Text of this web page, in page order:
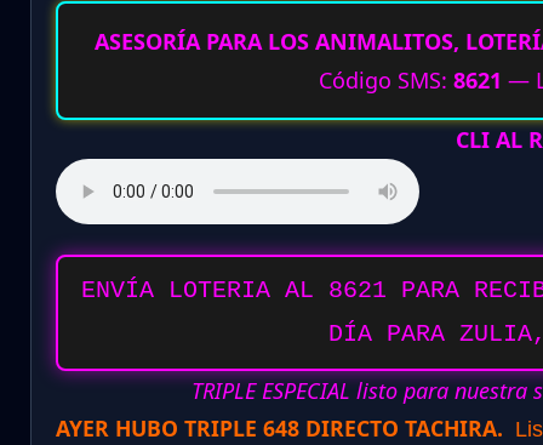
ASESORÍA PARA LOS ANIMALITOS,
Código SMS: 8621 —
CLI AL
ENVÍA LOTERIA AL 8621 PARA
DÍA PARA
TRIPLE ESPECIAL listo para
AYER HUBO TRIPLE 648 DIRECTO TACHIRA.